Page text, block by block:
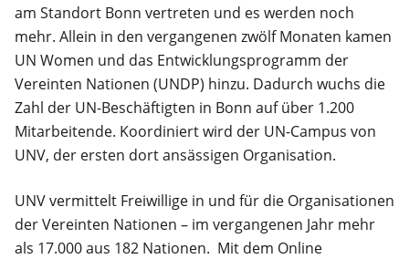
am Standort Bonn vertreten und es werden noch
mehr. Allein in den vergangenen zwölf Monaten kamen
UN Women und das Entwicklungsprogramm der
Vereinten Nationen (UNDP) hinzu. Dadurch wuchs die
Zahl der UN-Beschäftigten in Bonn auf über 1.200
Mitarbeitende. Koordiniert wird der UN-Campus von
UNV, der ersten dort ansässigen Organisation.
UNV vermittelt Freiwillige in und für die Organisationen
der Vereinten Nationen – im vergangenen Jahr mehr
als 17.000 aus 182 Nationen. Mit dem Online